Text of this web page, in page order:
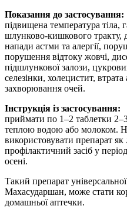
Показання до застосування:
підвищена температура тіла,
шлунково-кишкового тракту,
напади астми та алергії,
порушення відтоку жовчі,
підшлункової залози,
селезінки, холецистит,
захворювання очей.
Інструкція із застосування:
приймати по 1–2 таблетки
теплою водою або молоком.
використовувати препарат як
профілактичний засіб у
осені.
Такий препарат
Махасударшан, може стати
домашньої аптечки.